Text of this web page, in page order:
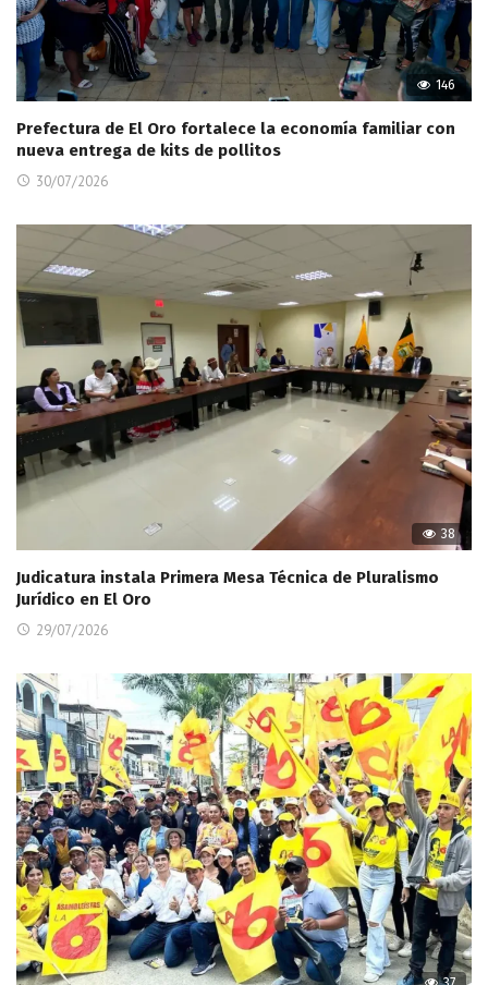
146
Prefectura de El Oro fortalece la economía familiar con
nueva entrega de kits de pollitos
30/07/2026
38
Judicatura instala Primera Mesa Técnica de Pluralismo
Jurídico en El Oro
29/07/2026